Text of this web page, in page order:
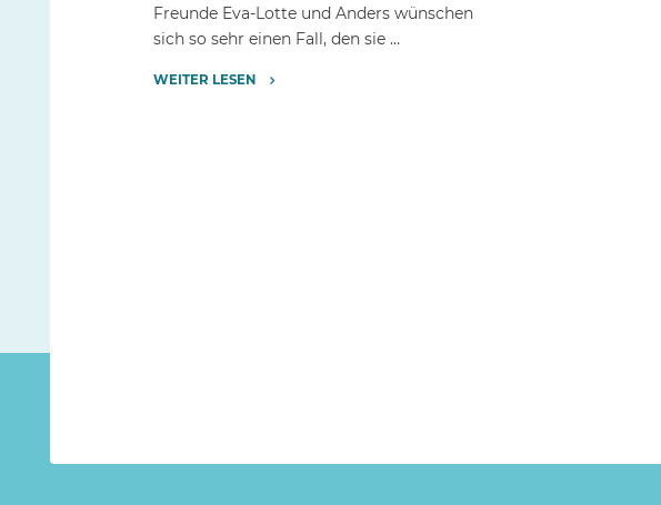
Freunde Eva-Lotte und Anders wünschen
sich so sehr einen Fall, den sie …
WEITER LESEN